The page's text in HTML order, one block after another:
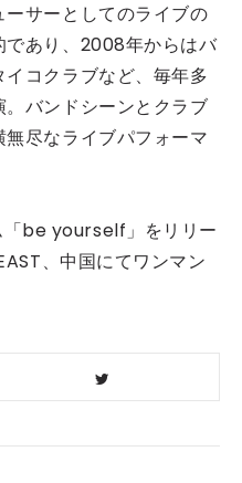
ーサーとしてのライブの
であり、2008年からはバ
コクラブなど、毎年多
バンドシーンとクラブ
尽なライブパフォーマ
be yourself」をリリー
、中国にてワンマン